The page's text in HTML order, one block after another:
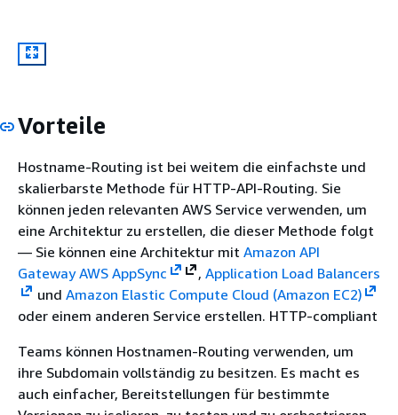
Vorteile
Hostname-Routing ist bei weitem die einfachste und
skalierbarste Methode für HTTP-API-Routing. Sie
können jeden relevanten AWS Service verwenden, um
eine Architektur zu erstellen, die dieser Methode folgt
— Sie können eine Architektur mit Amazon API
GatewayAWS AppSync , Application Load Balancers
und Amazon Elastic Compute Cloud (Amazon EC2)
oder einem anderen Service erstellen. HTTP-compliant
Teams können Hostnamen-Routing verwenden, um
ihre Subdomain vollständig zu besitzen. Es macht es
auch einfacher, Bereitstellungen für bestimmte